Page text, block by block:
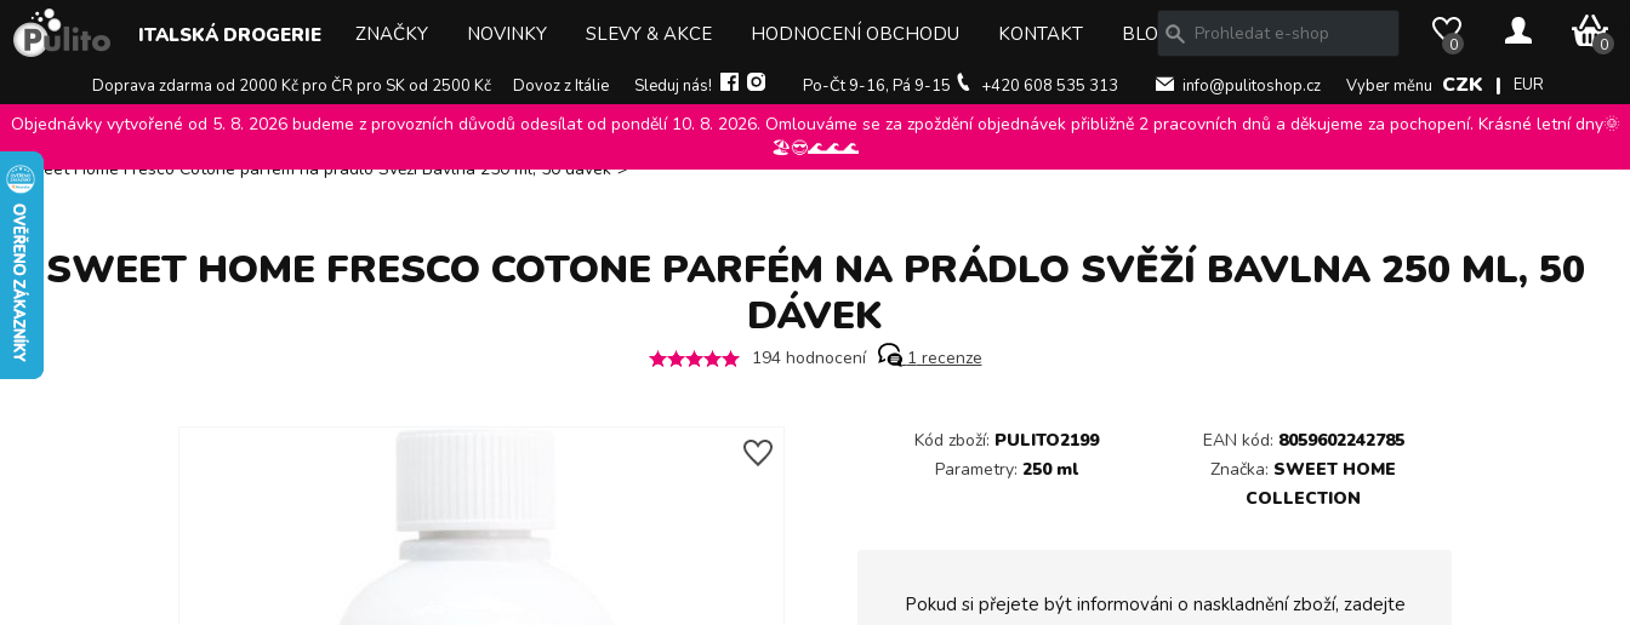
Doprava zdarma od 2000 Kč pro ČR pro SK od 2500 Kč Dovoz z Itálie Sleduj nás! Po-Čt 9-16, Pá 9-15 +420 608 535 313 info@pulitoshop.cz Vyber měnu CZK | EUR
ITALSKÁ DROGERIE ZNAČKY NOVINKY SLEVY & AKCE HODNOCENÍ OBCHODU KONTAKT BLOG 0 0
0 Kč
Objednávky vytvořené od 5. 8. 2026 budeme z provozních důvodů odesílat od pondělí 10. 8. 2026. Omlouváme se za zpoždění objednávek přibližně 2 pracovních dnů a děkujeme za pochopení. Krásné letní dny🌞
🏖️😎🌊🌊🌊
E-shop Pulito Parfémy na prádlo Sweet home collection Parfémy na prádlo sweet home collection
Sweet Home Fresco Cotone parfém na prádlo Svěží Bavlna 250 ml, 50 dávek >
SWEET HOME FRESCO COTONE PARFÉM NA PRÁDLO SVĚŽÍ BAVLNA 250 ML, 50
DÁVEK
194hodnocení 1 recenze
Kód zboží: PULITO2199 EAN kód: 8059602242785
Parametry: 250 ml Značka: SWEET HOME
COLLECTION
Pokud si přejete být informováni o naskladnění zboží, zadejte